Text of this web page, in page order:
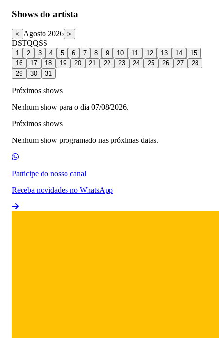
Shows do artista
< Agosto 2026 >
DSTQQSS
1 2 3 4 5 6 7 8 9 10 11 12 13 14
15
16
17 18 19 20 21 22 23 24 25 26 27
28
29
30 31
Próximos shows
Nenhum show para o dia 07/08/2026.
Próximos shows
Nenhum show programado nas próximas datas.
Participe do nosso canal
Receba novidades no WhatsApp